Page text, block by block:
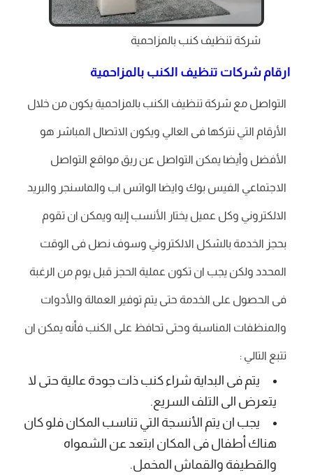
شركة تنظيف كنب بالمزاحمية
ارقام شركات تنظيف الكنب بالمزاحمية
التواصل مع شركة تنظيف الكنب بالمزاحمية يكون من خلال
الأرقام التي نتركها فى العالي ويكون الاتصال المباشر هو
الأفضل وأيضا يمكن التواصل عن ريق مواقع التواصل
الاجتماعي الفيس بوك وايضا الواتس اب والماسنجر والبريد
الالكتروني وكل عميل يختار الأنسب إليه ويمكن ان تقوم
بحجز الخدمة بالشكل الالكتروني وسوف نصل فى الوقت
المحدد ولكن يجب ان تكون عملية الحجز قبل يوم من الرغبة
فى الحصول على الخدمة حتى يتم توفير العمالة والأدوات
والمنظفات المناسبة وحتى تحافظ على الكنب فأنه يمكن ان
تتبع التالي :
يتم فى البداية شراء كنب ذات جودة عالية حتى لا
يتعرض الى التلف السريع.
يجب ان يتم الأنسجة التي تناسب المكان فلو كان
هناك أطفال فى المكان ابتعد عن الشمواه
والقطيفة والقماش المخمل.